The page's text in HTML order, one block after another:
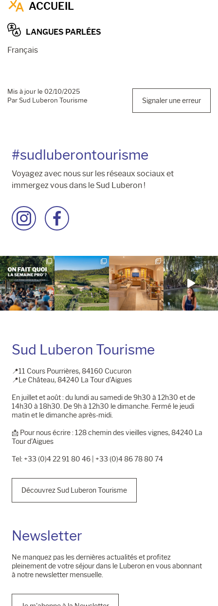
ACCUEIL
LANGUES PARLÉES
Français
Mis à jour le 02/10/2025
Par Sud Luberon Tourisme
Signaler une erreur
#sudluberontourisme
Voyagez avec nous sur les réseaux sociaux et
immergez vous dans le Sud Luberon !
Accéder
à
Instagram
Accéder
à
Facebook
Sud Luberon Tourisme
📍11 Cours Pourrières, 84160 Cucuron
📍Le Château, 84240 La Tour d'Aigues
En juillet et août : du lundi au samedi de 9h30 à 12h30 et de
14h30 à 18h30. De 9h à 12h30 le dimanche. Fermé le jeudi
matin et le dimanche après-midi.
📩​ Pour nous écrire : 128 chemin des vieilles vignes, 84240 La
Tour d'Aigues
Tel: +33 (0)4 22 91 80 46 | +33 (0)4 86 78 80 74
Découvrez Sud Luberon Tourisme
Newsletter
Ne manquez pas les dernières actualités et profitez
pleinement de votre séjour dans le Luberon en vous abonnant
à notre newsletter mensuelle.